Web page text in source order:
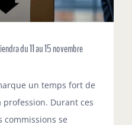
du 11 au 15 novembre
un temps fort de
Durant ces
commissions se